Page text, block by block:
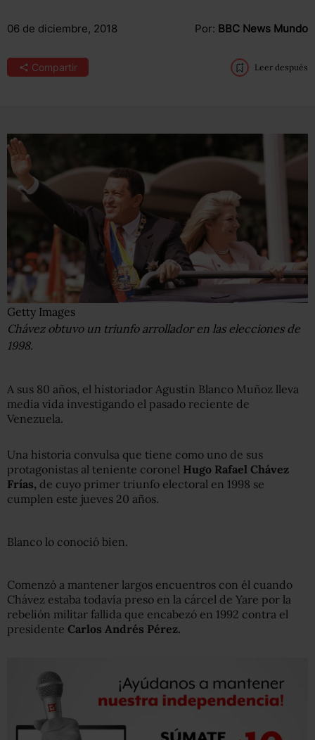
06 de diciembre, 2018 Por: BBC News Mundo
Compartir Leer después
Getty Images
Chávez obtuvo un triunfo arrollador en las elecciones de
1998.
A sus 80 años, el historiador Agustín Blanco Muñoz lleva
media vida investigando el pasado reciente de
Venezuela.
Una historia convulsa que tiene como uno de sus
protagonistas al teniente coronel Hugo Rafael Chávez
Frías, de cuyo primer triunfo electoral en 1998 se
cumplen este jueves 20 años.
Blanco lo conoció bien.
Comenzó a mantener largos encuentros con él cuando
Chávez estaba todavía preso en la cárcel de Yare por la
rebelión militar fallida que encabezó en 1992 contra el
presidente Carlos Andrés Pérez.